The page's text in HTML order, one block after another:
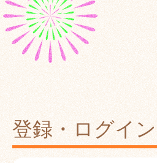
登録・ログイン